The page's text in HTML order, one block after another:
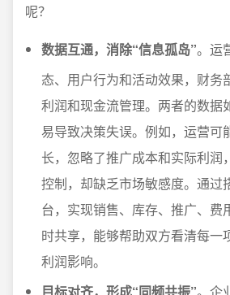
呢？
数据互通，消除“信息孤岛”。运
态、用户行为和活动效果，财务
利润和现金流管理。两者的数据
易导致决策失误。例如，运营可
长，忽略了推广成本和实际利润
控制，却缺乏市场敏感度。通过
台，实现销售、库存、推广、费
时共享，能够帮助双方看清每一
利润影响。